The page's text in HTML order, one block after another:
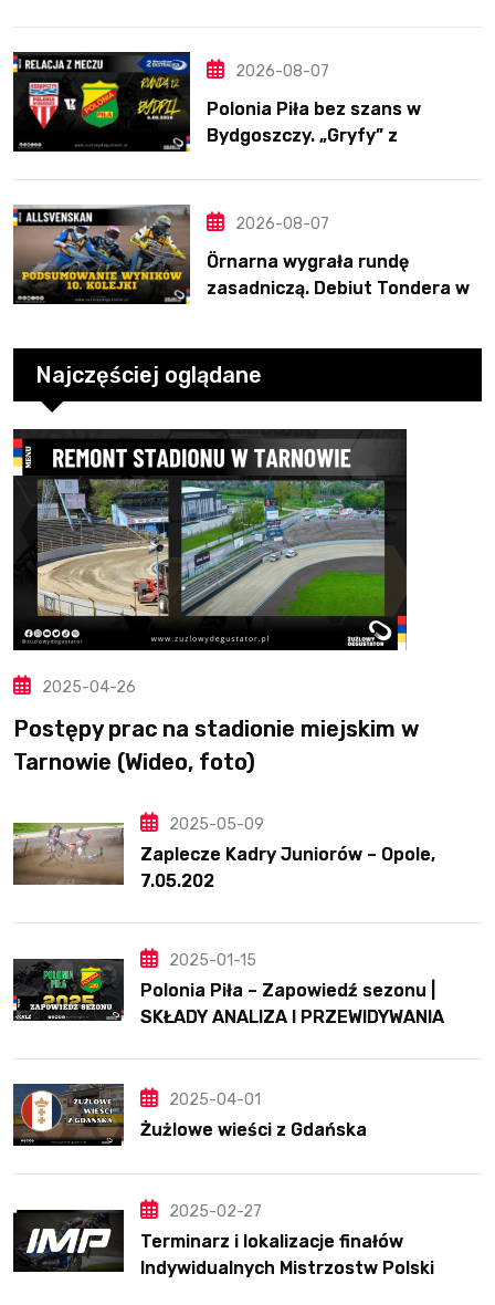
2026-08-07
Polonia Piła bez szans w
Bydgoszczy. „Gryfy” z
2026-08-07
Örnarna wygrała rundę
zasadniczą. Debiut Tondera w
Najczęściej oglądane
2025-04-26
Postępy prac na stadionie miejskim w
Tarnowie (Wideo, foto)
2025-05-09
Zaplecze Kadry Juniorów – Opole,
7.05.202
2025-01-15
Polonia Piła – Zapowiedź sezonu |
SKŁADY ANALIZA I PRZEWIDYWANIA
2025-04-01
Żużlowe wieści z Gdańska
2025-02-27
Terminarz i lokalizacje finałów
Indywidualnych Mistrzostw Polski